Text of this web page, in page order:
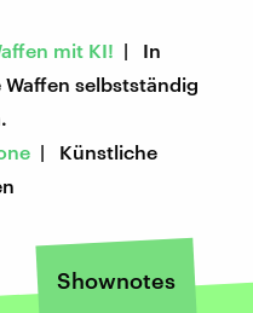
mit KI! | In
selbstständig
| Künstliche
Shownotes